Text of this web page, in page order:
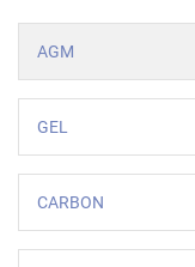
AGM
GEL
CARBON